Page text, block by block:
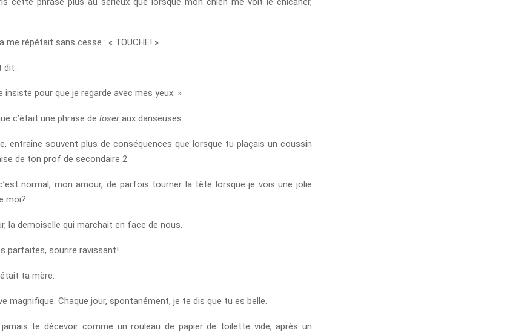
me répétait sans cesse : « TOUCHE! »
dit :
insiste pour que je regarde avec mes yeux. »
c’était une phrase de loseraux danseuses.
entraîne souvent plus de conséquences que lorsque tu plaçais un coussin
de ton prof de secondaire 2.
normal, mon amour, de parfois tourner la tête lorsque je vois une jolie
moi?
la demoiselle qui marchait en face de nous.
parfaites, sourire ravissant!
ta mère.
magnifique. Chaque jour, spontanément, je te dis que tu es belle.
te décevoir comme un rouleau de papier de toilette vide, après un